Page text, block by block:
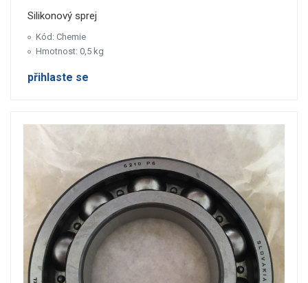
Silikonový sprej
Kód: Chemie
Hmotnost: 0,5 kg
přihlaste se